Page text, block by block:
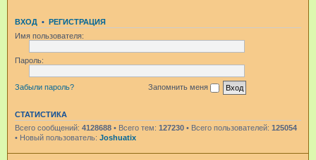
ВХОД • РЕГИСТРАЦИЯ
Имя пользователя:
Пароль:
Забыли пароль? Запомнить меня
СТАТИСТИКА
Всего сообщений: 4128688 • Всего тем: 127230 • Всего пользователей: 125054
• Новый пользователь: Joshuatix